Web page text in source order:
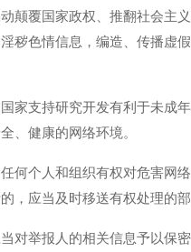
颠覆国家政权、推翻社会主
秽色情信息，编造、传播虚
家支持研究开发有利于未成
、健康的网络环境。
何个人和组织有权对危害网
，应当及时移送有权处理的部
对举报人的相关信息予以保